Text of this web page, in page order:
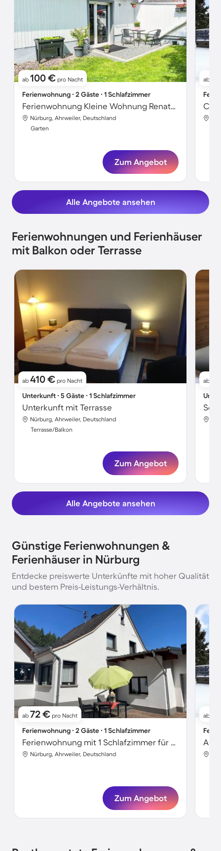
ab 100 € pro Nacht
Ferienwohnung ∙ 2 Gäste ∙ 1 Schlafzimmer
Ferienwohnung Kleine Wohnung Renata 2 nahe Nürburgring
Nürburg, Ahrweiler, Deutschland
Garten
Zum Angebot
ab
Alle Angebote ansehen
Ferienwohnungen und Ferienhäuser
mit Balkon oder Terrasse
ab 410 € pro Nacht
Unterkunft ∙ 5 Gäste ∙ 1 Schlafzimmer
Unterkunft mit Terrasse
Nürburg, Ahrweiler, Deutschland
Terrasse/Balkon
Zum Angebot
ab
Alle Angebote ansehen
Günstige Ferienwohnungen &
Ferienhäuser in Nürburg
Entdecke preiswerte Unterkünfte mit hoher Qualität
und bestem Preis-Leistungs-Verhältnis.
ab 72 € pro Nacht
Ferienwohnung ∙ 2 Gäste ∙ 1 Schlafzimmer
Ferienwohnung mit 1 Schlafzimmer für 2 Personen
Nürburg, Ahrweiler, Deutschland
Zum Angebot
ab